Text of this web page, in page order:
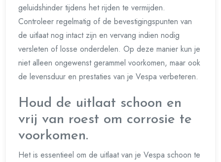
geluidshinder tijdens het rijden te vermijden.
Controleer regelmatig of de bevestigingspunten van
de uitlaat nog intact zijn en vervang indien nodig
versleten of losse onderdelen. Op deze manier kun je
niet alleen ongewenst gerammel voorkomen, maar ook
de levensduur en prestaties van je Vespa verbeteren.
Houd de uitlaat schoon en
vrij van roest om corrosie te
voorkomen.
Het is essentieel om de uitlaat van je Vespa schoon te